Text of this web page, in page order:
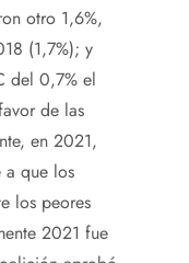
otro 1,6%,
(1,7%); y
del 0,7% el
de las
en 2021,
a que los
los peores
2021 fue